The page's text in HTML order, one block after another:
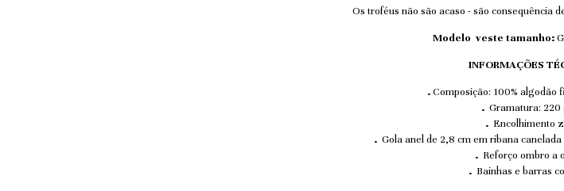
Os troféus não são acaso - são consequência
Modelo veste tamanho:
INFORMAÇÕES
.Composição: 100% algodão
. Gramatura: 220
. Encolhimento
. Gola anel de 2,8 cm em ribana
. Reforço ombro a
. Bainhas e barras